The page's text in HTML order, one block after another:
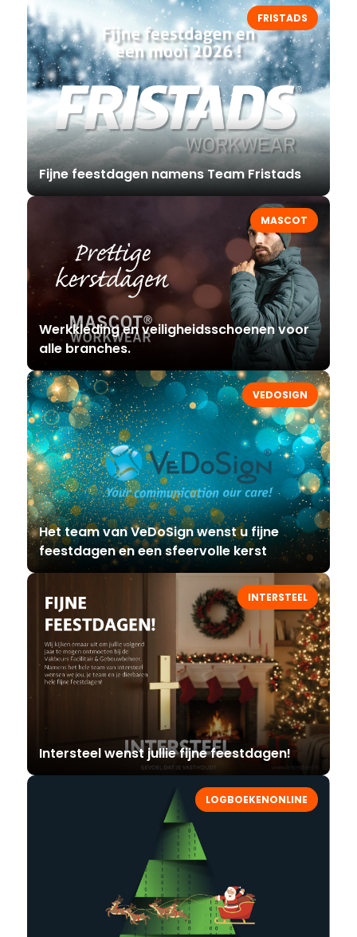
FRISTADS
Fijne feestdagen namens Team Fristads
MASCOT
Werkkleding en veiligheidsschoenen voor
alle branches.
VEDOSIGN
Het team van VeDoSign wenst u fijne
feestdagen en een sfeervolle kerst
INTERSTEEL
Intersteel wenst jullie fijne feestdagen!
LOGBOEKENONLINE